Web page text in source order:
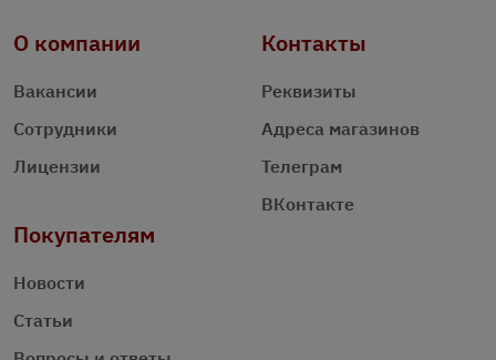
О компании
Вакансии
Сотрудники
Лицензии
Контакты
Реквизиты
Адреса магазинов
Телеграм
ВКонтакте
Покупателям
Новости
Статьи